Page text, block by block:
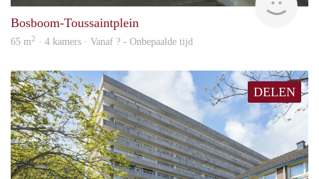
Bosboom-Toussaintplein
65 m2 · 4 kamers · Vanaf ? - Onbepaalde tijd
DELEN